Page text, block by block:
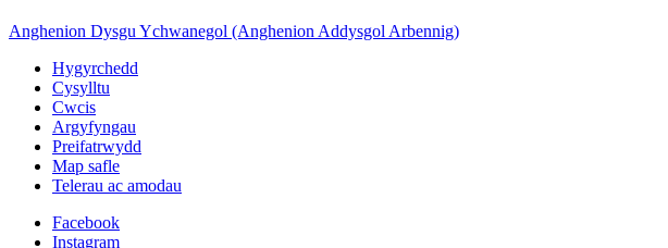
Anghenion Dysgu Ychwanegol (Anghenion Addysgol Arbennig)
Hygyrchedd
Cysylltu
Cwcis
Argyfyngau
Preifatrwydd
Map safle
Telerau ac amodau
Facebook
Instagram